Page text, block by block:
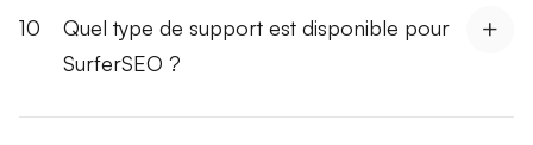
10
Quel type de support est disponible pour
SurferSEO ?